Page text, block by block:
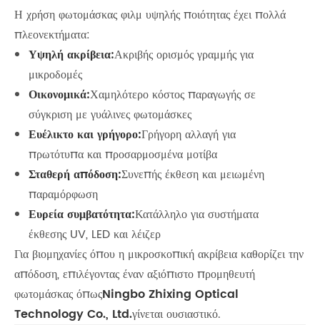
Η χρήση φωτομάσκας φιλμ υψηλής ποιότητας έχει πολλά
πλεονεκτήματα:
Υψηλή ακρίβεια:Ακριβής ορισμός γραμμής για
μικροδομές
Οικονομικά:Χαμηλότερο κόστος παραγωγής σε
σύγκριση με γυάλινες φωτομάσκες
Ευέλικτο και γρήγορο:Γρήγορη αλλαγή για
πρωτότυπα και προσαρμοσμένα μοτίβα
Σταθερή απόδοση:Συνεπής έκθεση και μειωμένη
παραμόρφωση
Ευρεία συμβατότητα:Κατάλληλο για συστήματα
έκθεσης UV, LED και λέιζερ
Για βιομηχανίες όπου η μικροσκοπική ακρίβεια καθορίζει την
απόδοση, επιλέγοντας έναν αξιόπιστο προμηθευτή
φωτομάσκας όπωςNingbo Zhixing Optical
Technology Co., Ltd.γίνεται ουσιαστικό.